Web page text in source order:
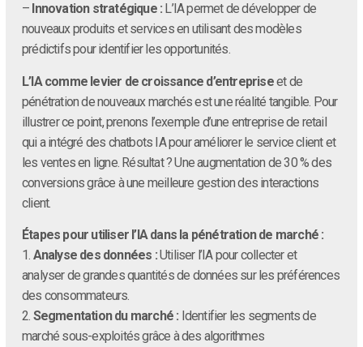
– Innovation stratégique : L’IA permet de développer de
nouveaux produits et services en utilisant des modèles
prédictifs pour identifier les opportunités.
L’IA comme levier de croissance d’entrepriseet de
pénétration de nouveaux marchés est une réalité tangible. Pour
illustrer ce point, prenons l’exemple d’une entreprise de retail
qui a intégré des chatbots IA pour améliorer le service client et
les ventes en ligne. Résultat ? Une augmentation de 30 % des
conversions grâce à une meilleure gestion des interactions
client.
Étapes pour utiliser l’IA dans la pénétration de marché :
1. Analyse des données :Utiliser l’IA pour collecter et
analyser de grandes quantités de données sur les préférences
des consommateurs.
2. Segmentation du marché : Identifier les segments de
marché sous-exploités grâce à des algorithmes